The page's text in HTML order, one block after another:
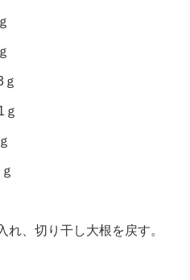
、切り干し大根を戻す。